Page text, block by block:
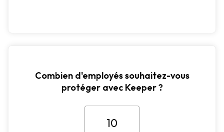
Combien d'employés souhaitez-vous
protéger avec Keeper ?